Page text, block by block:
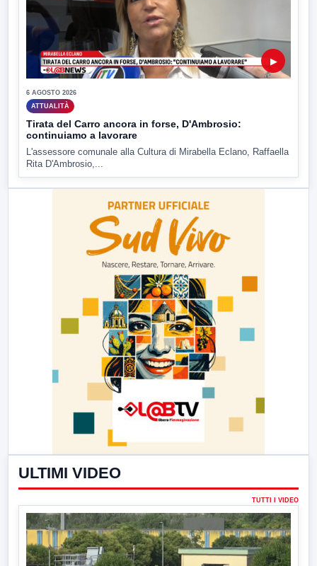
▶
6 AGOSTO 2026
ATTUALITÀ
Tirata del Carro ancora in forse, D'Ambrosio:
continuiamo a lavorare
L'assessore comunale alla Cultura di Mirabella Eclano, Raffaella
Rita D'Ambrosio,...
ULTIMI VIDEO
TUTTI I VIDEO